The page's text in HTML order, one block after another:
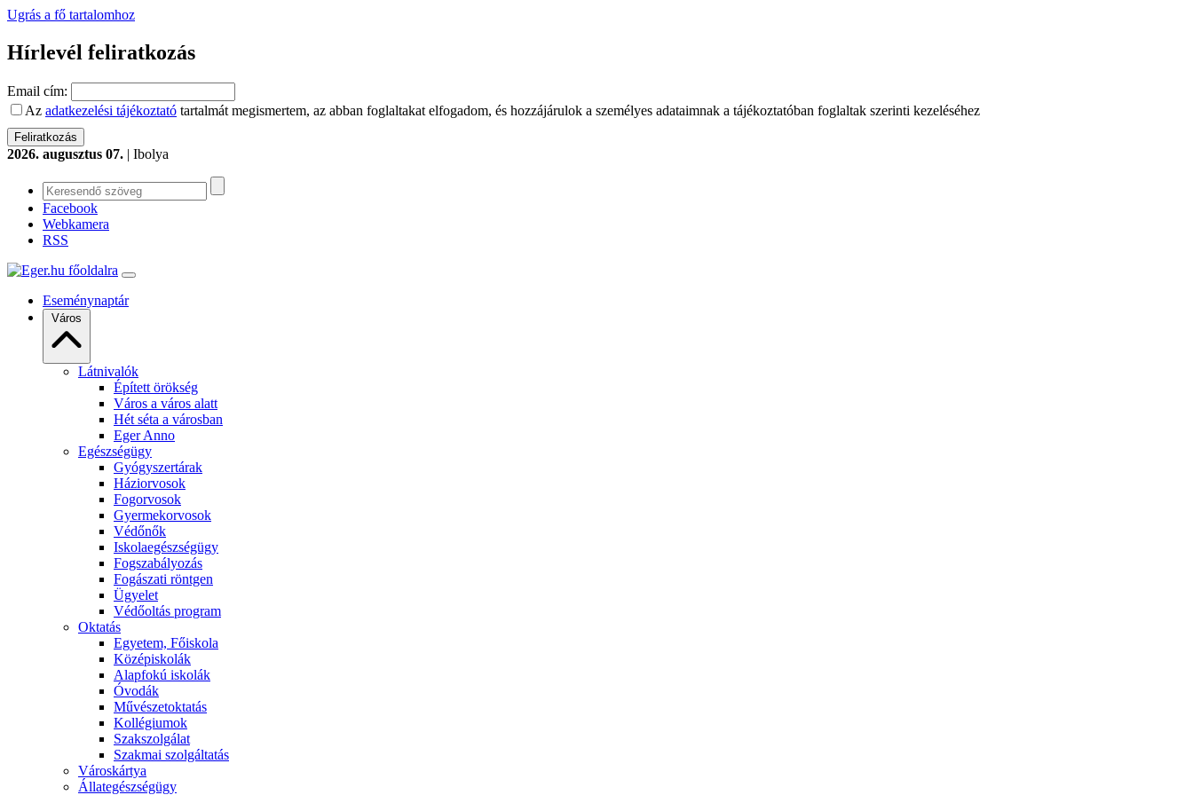
Ugrás a fő tartalomhoz
Hírlevél feliratkozás
Email cím:
Az adatkezelési tájékoztató tartalmát megismertem, az abban foglaltakat elfogadom, és hozzájárulok a személyes adataimnak a tájékoztatóban foglaltak szerinti kezeléséhez
2026. augusztus 07. | Ibolya
Facebook
Webkamera
RSS
Eseménynaptár
Város
Látnivalók
Épített örökség
Város a város alatt
Hét séta a városban
Eger Anno
Egészségügy
Gyógyszertárak
Háziorvosok
Fogorvosok
Gyermekorvosok
Védőnők
Iskolaegészségügy
Fogszabályozás
Fogászati röntgen
Ügyelet
Védőoltás program
Oktatás
Egyetem, Főiskola
Középiskolák
Alapfokú iskolák
Óvodák
Művészetoktatás
Kollégiumok
Szakszolgálat
Szakmai szolgáltatás
Városkártya
Állategészségügy